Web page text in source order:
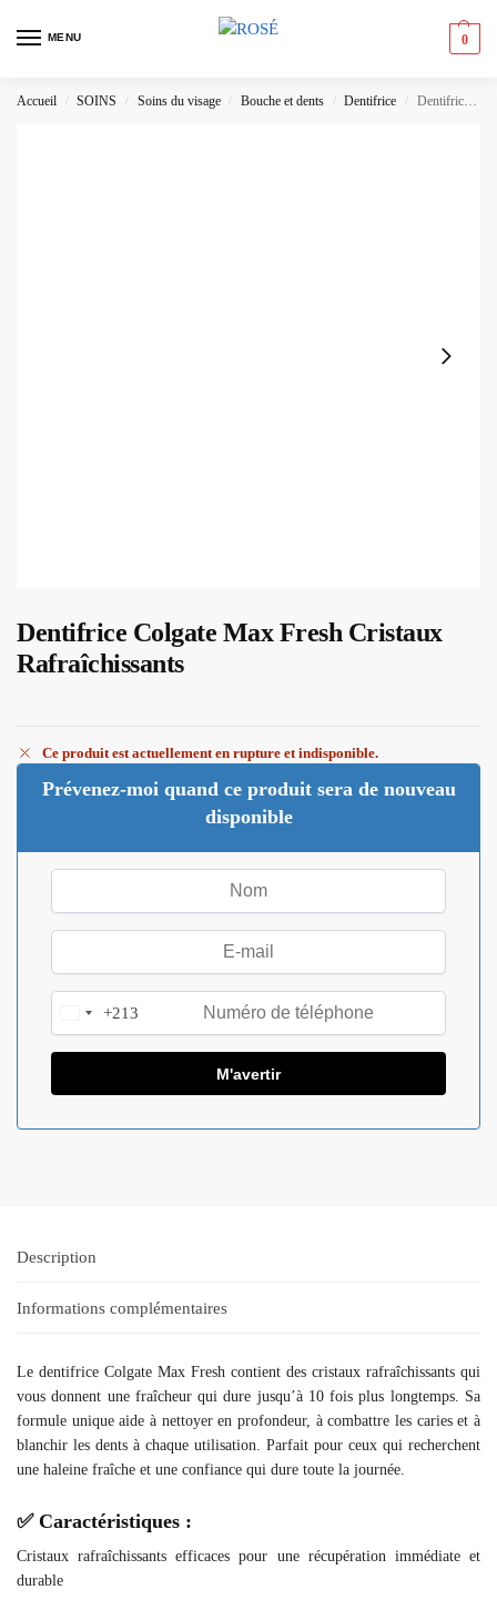
MENU 0
Accueil / SOINS / Soins du visage / Bouche et dents / Dentifrice / Dentifrice Colgate Max Fresh Cristaux Rafraîchissants
Dentifrice Colgate Max Fresh Cristaux
Rafraîchissants
Ce produit est actuellement en rupture et indisponible.
Prévenez-moi quand ce produit sera de nouveau
disponible
e
3
+213
Description
Informations complémentaires
Le dentifrice Colgate Max Fresh contient des cristaux rafraîchissants qui
vous donnent une fraîcheur qui dure jusqu’à 10 fois plus longtemps. Sa
formule unique aide à nettoyer en profondeur, à combattre les caries et à
blanchir les dents à chaque utilisation. Parfait pour ceux qui recherchent
une haleine fraîche et une confiance qui dure toute la journée.
✅ Caractéristiques :
Cristaux rafraîchissants efficaces pour une récupération immédiate et
durable